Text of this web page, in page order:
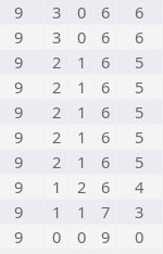
9 3 0 6
6
9 3 0 6
6
9 2 1 6
5
9 2 1 6
5
9 2 1 6
5
9 2 1 6
5
9 2 1 6
5
9 1 2 6
4
9 1 1 7
3
9 0 0 9 0